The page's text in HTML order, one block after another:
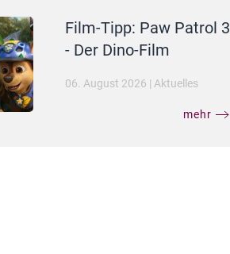
Film-Tipp: Paw Patrol 3
- Der Dino-Film
06. August 2026 | Aktuelles
mehr